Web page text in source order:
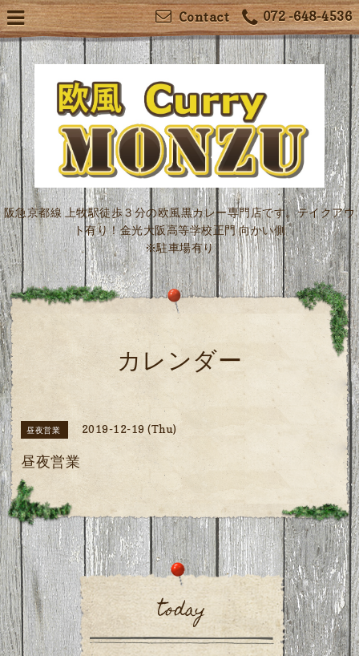
072 -648-4536
Contact
阪急京都線 上牧駅徒歩３分の欧風黒カレー専門店です。テイクアウ
ト有り！金光大阪高等学校正門 向かい側
※駐車場有り
カレンダー
昼夜営業 2019-12-19 (Thu)
昼夜営業
today